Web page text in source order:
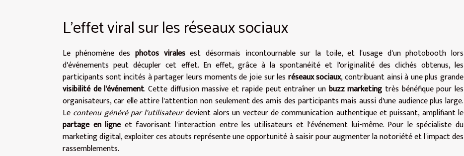
L'effet viral sur les réseaux sociaux
Le phénomène des photos viralesest désormais incontournable sur la toile, et l'usage d'un photobooth lors
d'événements peut décupler cet effet. En effet, grâce à la spontanéité et l'originalité des clichés obtenus, les
participants sont incités à partager leurs moments de joie sur les réseaux sociaux, contribuant ainsi à une plus grande
visibilité de l'événement. Cette diffusion massive et rapide peut entraîner un buzz marketing très bénéfique pour les
organisateurs, car elle attire l'attention non seulement des amis des participants mais aussi d'une audience plus large.
Le contenu généré par l'utilisateurdevient alors un vecteur de communication authentique et puissant, amplifiant le
partage en ligneet favorisant l'interaction entre les utilisateurs et l'événement lui-même. Pour le spécialiste du
marketing digital, exploiter ces atouts représente une opportunité à saisir pour augmenter la notoriété et l'impact des
rassemblements.